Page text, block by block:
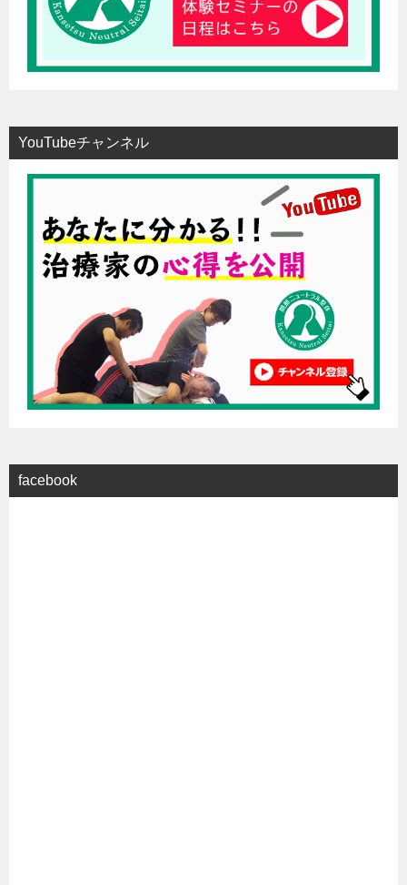
YouTubeチャンネル
facebook